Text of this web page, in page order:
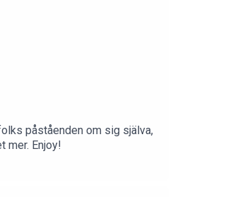
påståenden om sig själva,
mer. Enjoy!